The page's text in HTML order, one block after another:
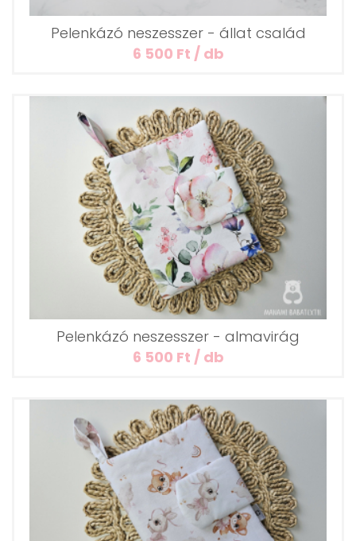
Pelenkázó neszesszer - állat család
6 500 Ft / db
Pelenkázó neszesszer - almavirág
6 500 Ft / db